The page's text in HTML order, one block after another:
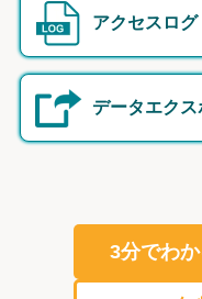
アクセスログ
データエクス
3分でわ